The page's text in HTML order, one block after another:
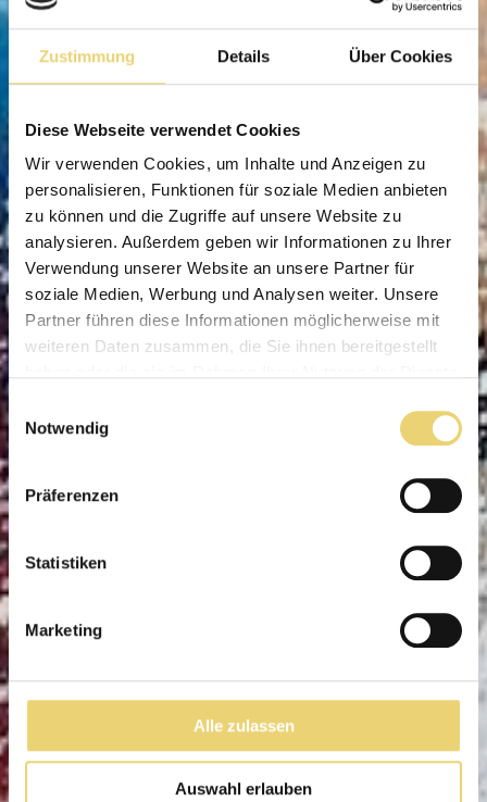
Zustimmung Details Über Cookies
Diese Webseite verwendet Cookies
Wir verwenden Cookies, um Inhalte und Anzeigen zu
personalisieren, Funktionen für soziale Medien anbieten
zu können und die Zugriffe auf unsere Website zu
analysieren. Außerdem geben wir Informationen zu Ihrer
Verwendung unserer Website an unsere Partner für
soziale Medien, Werbung und Analysen weiter. Unsere
Partner führen diese Informationen möglicherweise mit
weiteren Daten zusammen, die Sie ihnen bereitgestellt
Notwendig
Präferenzen
Statistiken
Marketing
Alle zulassen
Auswahl erlauben